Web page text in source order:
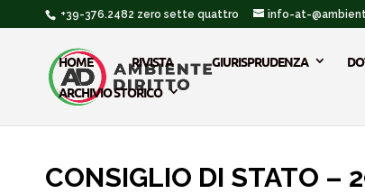
+39-376.2482 zero sette quattro info-at-
HOME RIVISTA GIURISPRUDENZA
ARCHIVIO STORICO
CONSIGLIO DI STATO –